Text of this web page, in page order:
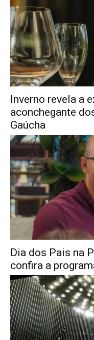
Inverno revela a
aconchegante
Gaúcha
Dia dos Pais na
confira a